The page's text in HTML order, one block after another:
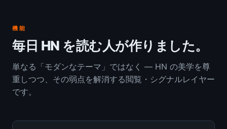
機能
毎日 HN を読む人が作りました。
単なる「モダンなテーマ」ではなく — HN の美学を尊
重しつつ、その弱点を解消する閲覧・シグナルレイヤー
です。